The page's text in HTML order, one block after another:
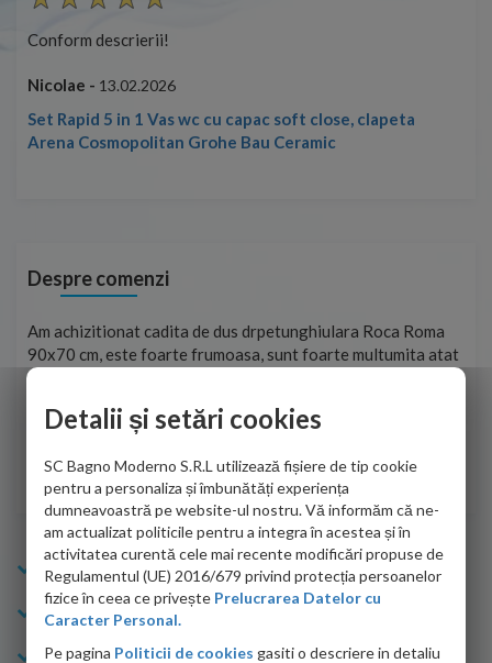
Conform descrierii!
Nicolae - 13.02.2026
Set Rapid 5 in 1 Vas wc cu capac soft close, clapeta
Arena Cosmopolitan Grohe Bau Ceramic
Despre comenzi
Am achizitionat cadita de dus drpetunghiulara Roca Roma
90x70 cm, este foarte frumoasa, sunt foarte multumita atat
de personalul firmei dvs. cu care am colaborat in obtinerea
adus coletul in siguranta.Numai bine, va doresc!
Sofrone Viviana -28.07.2026
Info Bagno
Cumparaturi
Suport clienti
Detalii și setări cookies
SC Bagno Moderno S.R.L utilizează fișiere de tip cookie
pentru a personaliza și îmbunătăți experiența
dumneavoastră pe website-ul nostru. Vă informăm că ne-
am actualizat politicile pentru a integra în acestea și în
activitatea curentă cele mai recente modificări propuse de
Regulamentul (UE) 2016/679 privind protecția persoanelor
fizice în ceea ce privește Prelucrarea Datelor cu
Caracter Personal.
Pe pagina Politicii de cookies gasiti o descriere in detaliu